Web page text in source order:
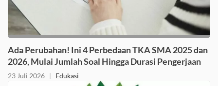
Ada Perubahan! Ini 4 Perbedaan TKA SMA 2025 dan
2026, Mulai Jumlah Soal Hingga Durasi Pengerjaan
23 Juli 2026 | Edukasi